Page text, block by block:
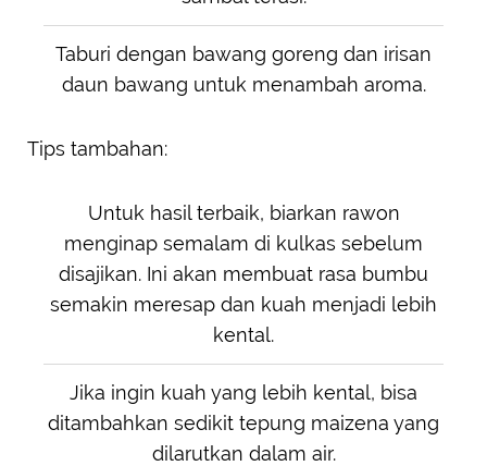
Taburi dengan bawang goreng dan irisan
daun bawang untuk menambah aroma.
Tips tambahan:
Untuk hasil terbaik, biarkan rawon
menginap semalam di kulkas sebelum
disajikan. Ini akan membuat rasa bumbu
semakin meresap dan kuah menjadi lebih
kental.
Jika ingin kuah yang lebih kental, bisa
ditambahkan sedikit tepung maizena yang
dilarutkan dalam air.